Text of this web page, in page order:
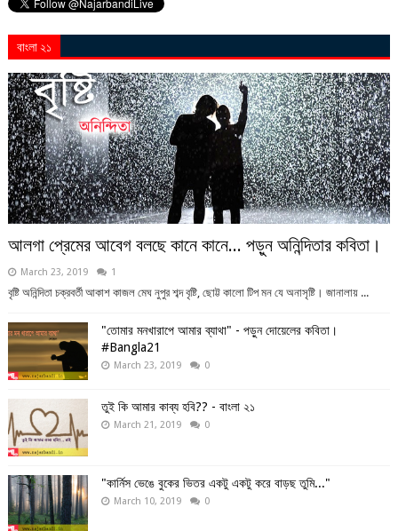
বাংলা ২১
আলগা প্রেমের আবেগ বলছে কানে কানে... পড়ুন অনিন্দিতার কবিতা।
March 23, 2019 1
বৃষ্টি অনিন্দিতা চক্রবর্তী আকাশ কাজল মেঘ নুপুর শব্দ বৃষ্টি, ছোট্ট কালো টিপ মন যে অনাসৃষ্টি। জানালায় ...
"তোমার মনখারাপে আমার ব্যাথা" - পড়ুন দোয়েলের কবিতা।
#Bangla21
March 23, 2019 0
তুই কি আমার কাব্য হবি?? - বাংলা ২১
March 21, 2019 0
"কার্নিস ভেঙে বুকের ভিতর একটু একটু করে বাড়ছ তুমি..."
March 10, 2019 0